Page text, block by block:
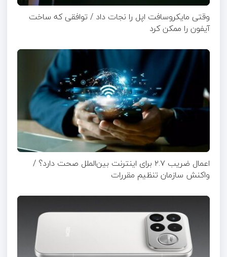
وقتی مایکروسافت اپل را نجات داد / توافقی که ساخت
آیفون را ممکن کرد
اعمال ضریب ۲.۷ برای اینترنت بین‌الملل صحت دارد؟ /
واکنش سازمان تنظیم مقررات